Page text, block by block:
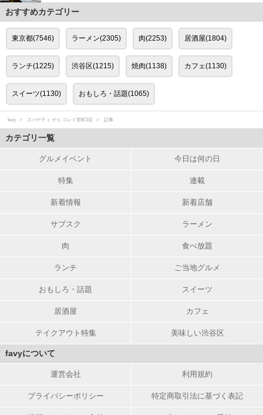
おすすめカテゴリー
東京都(7546) ラーメン(2305) 肉(2253) 居酒屋(1804)
ランチ(1225) 渋谷区(1215) 焼肉(1138) カフェ(1130)
スイーツ(1130) おもしろ・話題(1065)
favy スパゲティ そら コレド室町2店 記事
カテゴリ一覧
グルメイベント 今日は何の日
特集 連載
新着情報 新着店舗
サブスク ラーメン
肉 食べ放題
ランチ ご当地グルメ
おもしろ・話題 スイーツ
居酒屋 カフェ
テイクアウト特集 美味しい渋谷区
favyについて
運営会社 利用規約
プライバシーポリシー 特定商取引法に基づく表記